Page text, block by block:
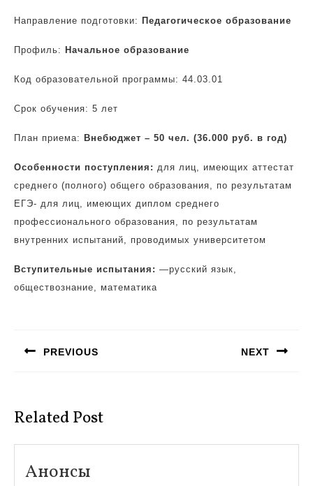
Направление подготовки: Педагогическое образование
Профиль: Начальное образование
Код образовательной программы: 44.03.01
Срок обучения: 5 лет
План приема: Внебюджет – 50 чел. (36.000 руб. в год)
Особенности поступления: для лиц, имеющих аттестат
среднего (полного) общего образования, по результатам
ЕГЭ- для лиц, имеющих диплом среднего
профессионального образования, по результатам
внутренних испытаний, проводимых университетом
Вступительные испытания: —русский язык,
обществознание, математика
записям
PREVIOUS NEXT
Related Post
Анонсы